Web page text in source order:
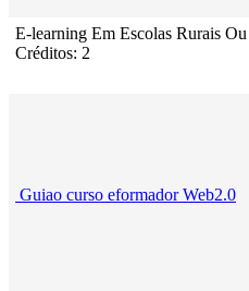
E-learning Em Escolas Rurais
Créditos: 2
Guiao curso eformador Web2.0